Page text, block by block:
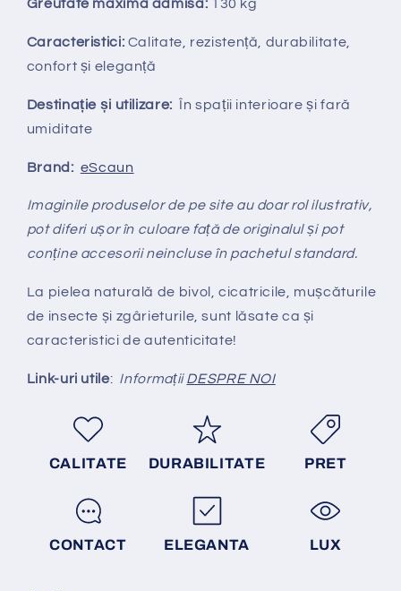
Greutate maximă admisă: 130 kg
Caracteristici: Calitate, rezistență, durabilitate,
confort și eleganță
Destinație și utilizare: În spații interioare și fară
umiditate
Brand: eScaun
Imaginile produselor de pe site au doar rol ilustrativ,
pot diferi ușor în culoare față de originalul și pot
conține accesorii neincluse în pachetul standard.
La pielea naturală de bivol, cicatricile, mușcăturile
de insecte și zgârieturile, sunt lăsate ca și
caracteristici de autenticitate!
Link-uri utile: InformațiiDESPRE NOI
CALITATE DURABILITATE PRET
CONTACT ELEGANTA LUX